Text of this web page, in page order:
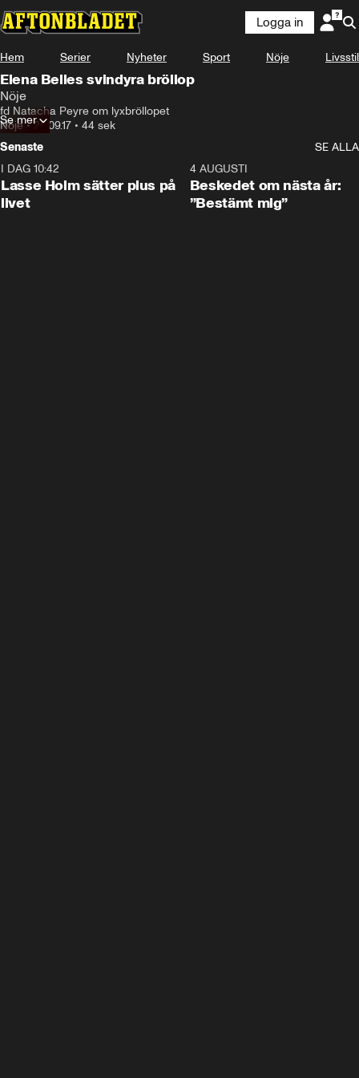
Logga in
Hem Serier Nyheter Sport Nöje Livsstil
Elena Belles svindyra bröllop
Nöje
fd Natacha Peyre om lyxbröllopet
Nöje•26.09.17 • 44 sek
Se mer
Senaste
SE ALLA
I DAG 10:42
Lasse Holm sätter plus på
livet
4 AUGUSTI
Beskedet om nästa år:
”Bestämt mig”